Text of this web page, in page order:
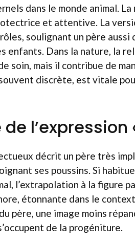
dans le monde animal.
et attentive. La
soulignant un père aussi
enfants. Dans la nature, la
soin, mais il contribue de
discrète, est vitale
l’expression
décrit un père très
ses poussins. Si
l’extrapolation à la figure
étonnante dans le
père, une image moins
de la progéniture.